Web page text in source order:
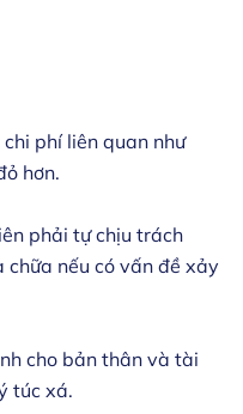
phí liên quan như
hơn.
phải tự chịu trách
chữa nếu có vấn đề xảy
cho bản thân và tài
túc xá.